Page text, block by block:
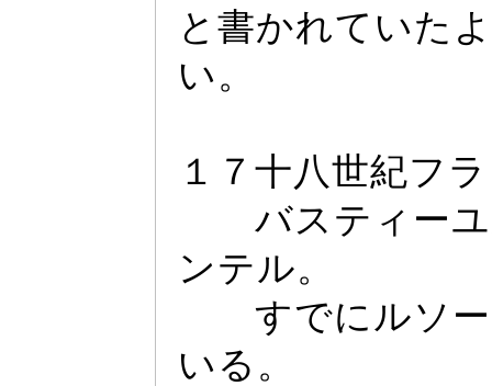
と書かれていた
い。
１７十八世紀フ
バステ ィ ー
ンテル。
すでにルソー
いる。